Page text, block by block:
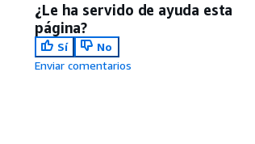
¿Le ha servido de ayuda esta
página?
Sí
No
Enviar comentarios